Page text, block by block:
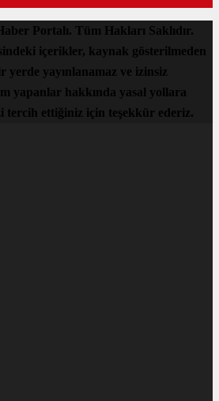
Portalı. Tüm Hakları Saklıdır.
içerikler, kaynak gösterilmeden
yerde yayınlanamaz ve izinsiz
yapanlar hakkında yasal yollara
tercih ettiğiniz için teşekkür ederiz.